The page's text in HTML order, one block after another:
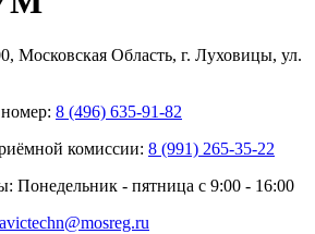
Московская Область, г. Луховицы, ул.
8 (496) 635-91-82
комиссии: 8 (991) 265-35-22
Понедельник - пятница с 9:00 - 16:00